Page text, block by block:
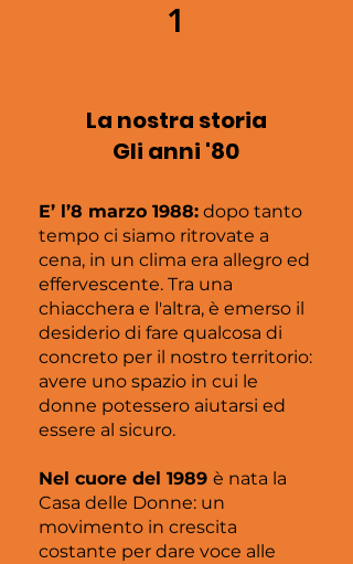
1
La nostra storia
Gli anni '80
E’ l’8 marzo 1988: dopo tanto
tempo ci siamo ritrovate a
cena, in un clima era allegro ed
effervescente. Tra una
chiacchera e l'altra, è emerso il
desiderio di fare qualcosa di
concreto per il nostro territorio:
avere uno spazio in cui le
donne potessero aiutarsi ed
essere al sicuro.
Nel cuore del 1989 è nata la
Casa delle Donne: un
movimento in crescita
costante per dare voce alle